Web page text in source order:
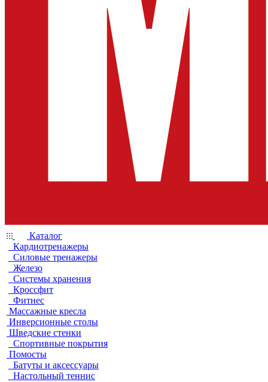
Каталог
Кардиотренажеры
Силовые тренажеры
Железо
Системы хранения
Кроссфит
Фитнес
Массажные кресла
Инверсионные столы
Шведские стенки
Спортивные покрытия
Помосты
Батуты и аксессуары
Настольный теннис